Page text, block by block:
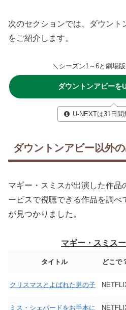
次のセクションでは、ダウント
をご紹介します。
＼シーズン1～6と劇場
ダウントンアビーを
U-NEXTは31日間
ダウントンアビー以外
マギー・スミスが出演した作品
ービスで視聴できる作品を調べ
が見つかりました。
マギー・スミス
タイトル どこで
クリスマスとよばれた男の子
ミス・シェパードをお手本に